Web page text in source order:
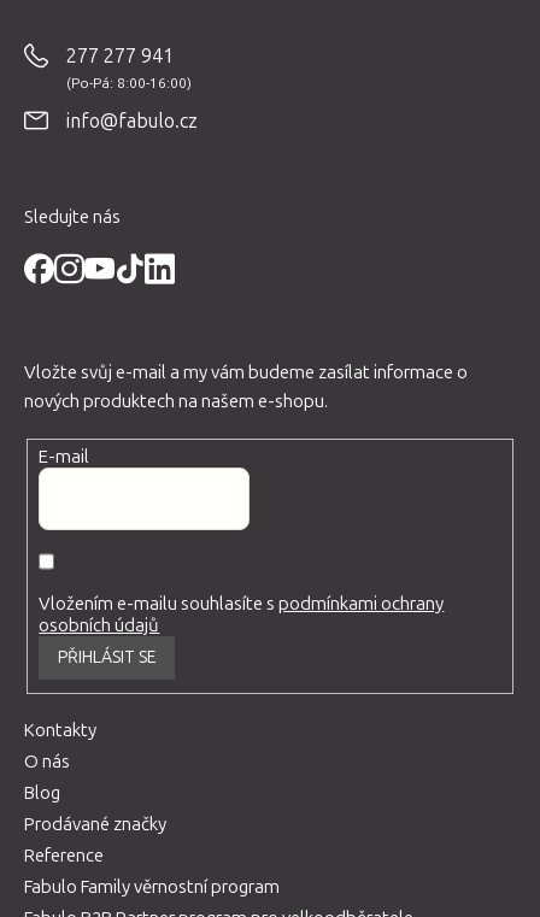
277 277 941
info@fabulo.cz
Sledujte nás
Vložte svůj e-mail a my vám budeme zasílat informace o
nových produktech na našem e-shopu.
E-mail
Vložením e-mailu souhlasíte spodmínkami ochrany
osobních údajů
PŘIHLÁSIT SE
Kontakty
O nás
Blog
Prodávané značky
Reference
Fabulo Family věrnostní program